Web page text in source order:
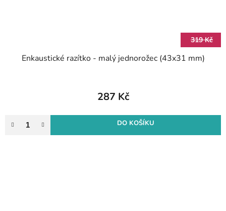
319 Kč
Enkaustické razítko - malý jednorožec (43x31 mm)
287 Kč
DO KOŠÍKU